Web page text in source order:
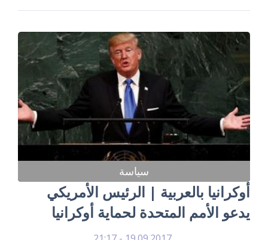
سياسة
أوكرانيا بالعربية | الرئيس الأمريكي
يدعو الأمم المتحدة لحماية أوكرانيا